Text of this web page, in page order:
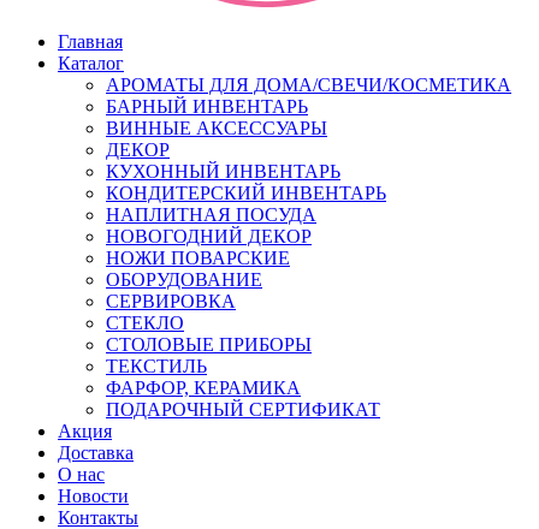
Главная
Каталог
АРОМАТЫ ДЛЯ ДОМА/СВЕЧИ/КОСМЕТИКА
БАРНЫЙ ИНВЕНТАРЬ
ВИННЫЕ АКСЕССУАРЫ
ДЕКОР
КУХОННЫЙ ИНВЕНТАРЬ
КОНДИТЕРСКИЙ ИНВЕНТАРЬ
НАПЛИТНАЯ ПОСУДА
НОВОГОДНИЙ ДЕКОР
НОЖИ ПОВАРСКИЕ
ОБОРУДОВАНИЕ
СЕРВИРОВКА
СТЕКЛО
СТОЛОВЫЕ ПРИБОРЫ
ТЕКСТИЛЬ
ФАРФОР, КЕРАМИКА
ПОДАРОЧНЫЙ СЕРТИФИКАТ
Акция
Доставка
О нас
Новости
Контакты